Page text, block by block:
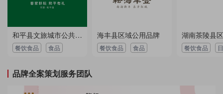
和平县文旅城市公共品牌全案
餐饮食品 食品
海丰县区域公用品牌
餐饮食品 食品 餐饮食品
品牌全案策划服务团队